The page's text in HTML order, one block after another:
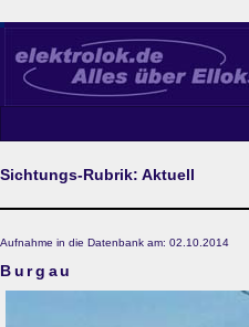
Sichtungs-Rubrik: Aktuell
Aufnahme in die Datenbank am: 02.10.2014
Burgau